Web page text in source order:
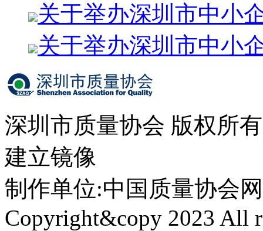
关于举办深圳市中小
关于举办深圳市中小
深圳市质量协会 版权所
建立镜像
制作单位:中国质量协会
Copyright&copy 2023 All